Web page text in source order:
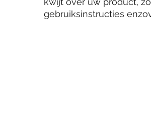
gebruiksinstructies